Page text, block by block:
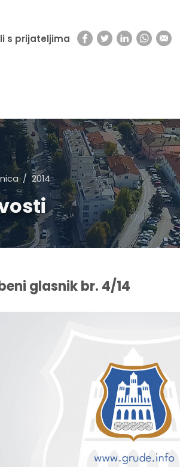
s prijateljima
2014
glasnik br. 4/14